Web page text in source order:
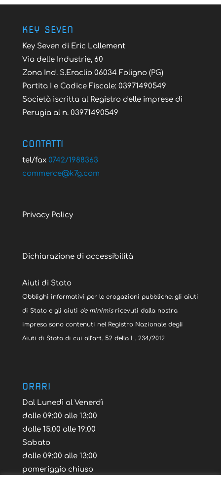
KEY SEVEN
Key Seven di Eric Lallement
Via delle Industrie, 60
Zona Ind. S.Eraclio 06034 Foligno (PG)
Partita I e Codice Fiscale: 03971490549
Società iscritta al Registro delle imprese di
Perugia al n. 03971490549
CONTATTI
tel/fax 0742/1988363
moc.g7k
@ecremmoc
Privacy Policy
Dichiarazione di accessibilità
Aiuti di Stato
Obblighi informativi per le erogazioni pubbliche: gli aiuti
di Stato e gli aiuti de minimisricevuti dalla nostra
impresa sono contenuti nel Registro Nazionale degli
Aiuti di Stato di cui all’art. 52 della L. 234/2012
ORARI
Dal Lunedì al Venerdì
dalle 09:00 alle 13:00
dalle 15:00 alle 19:00
Sabato
dalle 09:00 alle 13:00
pomeriggio chiuso